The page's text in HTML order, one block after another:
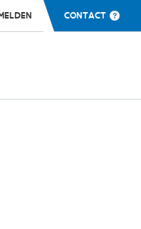
CONTACT